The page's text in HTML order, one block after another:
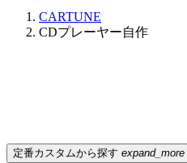
CARTUNE
CDプレーヤー自作
定番カスタムから探す expand_more